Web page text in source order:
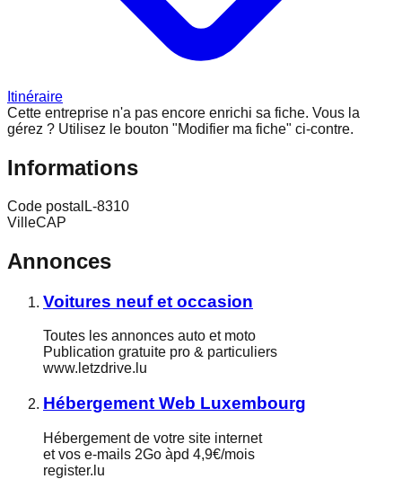
Itinéraire
Cette entreprise n'a pas encore enrichi sa fiche. Vous la
gérez ? Utilisez le bouton "Modifier ma fiche" ci-contre.
Informations
Code postal L-8310
VilleCAP
Annonces
Voitures neuf et occasion
Toutes les annonces auto et moto
Publication gratuite pro & particuliers
www.letzdrive.lu
Hébergement Web Luxembourg
Hébergement de votre site internet
et vos e-mails 2Go àpd 4,9€/mois
register.lu